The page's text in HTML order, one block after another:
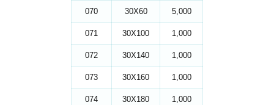
070 30X60 5,000
071 30X100 1,000
072 30X140 1,000
073 30X160 1,000
074 30X180 1,000